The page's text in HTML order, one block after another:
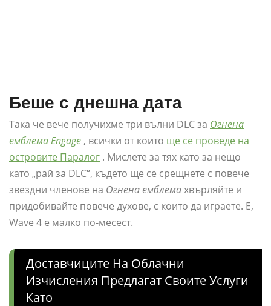
Беше с днешна дата
Така че вече получихме три вълни DLC за Огнена
емблема Engage , всички от които ще се проведе на
островите Паралог . Мислете за тях като за нещо
като „рай за DLC“, където ще се срещнете с повече
звездни членове на Огнена емблемахвърляйте и
придобивайте повече духове, с които да играете. Е,
Wave 4 е малко по-месест.
Доставчиците На Облачни
Изчисления Предлагат Своите Услуги
Като